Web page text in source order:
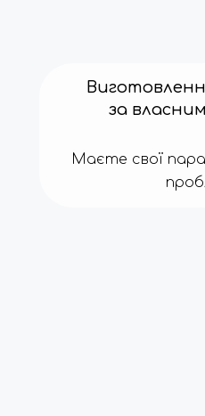
за
Маєте свої